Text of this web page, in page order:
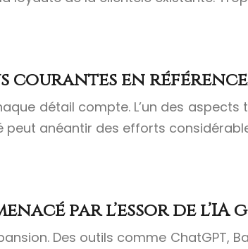
courantes en
détail compte. L’un des
peut anéantir des efforts
par l’essor de l’IA
Des outils comme ChatGPT,